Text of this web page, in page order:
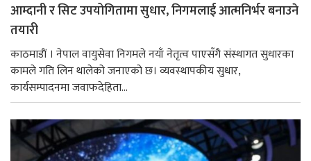
आम्दानी र सिट उपयोगितामा सुधार, निगमलाई आत्मनिर्भर बनाउने
तयारी
काठमाडाैं । नेपाल वायुसेवा निगमले नयाँ नेतृत्व पाएसँगै संस्थागत सुधारका
कामले गति लिन थालेको जनाएको छ। व्यवस्थापकीय सुधार,
कार्यसम्पादनमा जवाफदेहिता...